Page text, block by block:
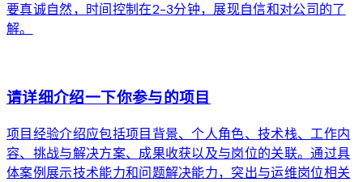
要真诚自然，时间控制在2-3分钟，展现自信和对公司的了
解。
请详细介绍一下你参与的项目
项目经验介绍应包括项目背景、个人角色、技术栈、工作内
容、挑战与解决方案、成果收获以及与岗位的关联。通过具
体案例展示技术能力和问题解决能力，突出与运维岗位相关